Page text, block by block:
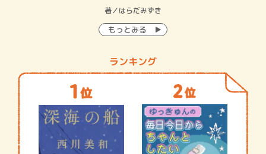
著／はらだみずき
もっとみる
ランキング